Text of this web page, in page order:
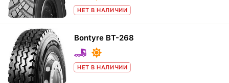
НЕТ В НАЛИЧИИ
Bontyre BT-268
НЕТ В НАЛИЧИИ